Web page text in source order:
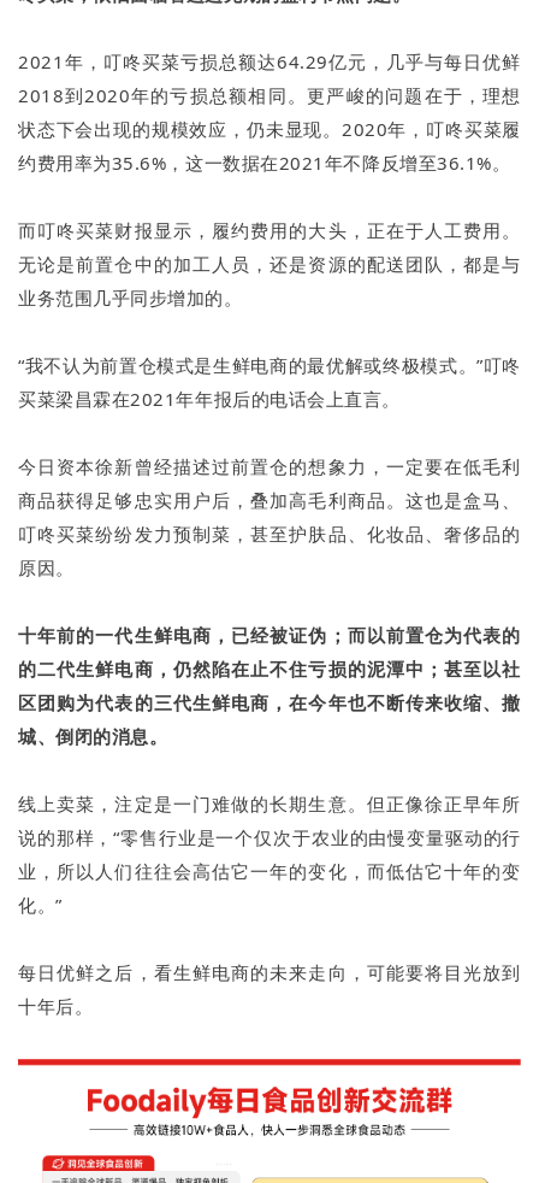
2021年，叮咚买菜亏损总额达64.29亿元，几乎与每日优鲜
2018到2020年的亏损总额相同。更严峻的问题在于，理想
状态下会出现的规模效应，仍未显现。2020年，叮咚买菜履
约费用率为35.6%，这一数据在2021年不降反增至36.1%。
而叮咚买菜财报显示，履约费用的大头，正在于人工费用。
无论是前置仓中的加工人员，还是资源的配送团队，都是与
业务范围几乎同步增加的。
“我不认为前置仓模式是生鲜电商的最优解或终极模式。”叮咚
买菜梁昌霖在2021年年报后的电话会上直言。
今日资本徐新曾经描述过前置仓的想象力，一定要在低毛利
商品获得足够忠实用户后，叠加高毛利商品。这也是盒马、
叮咚买菜纷纷发力预制菜，甚至护肤品、化妆品、奢侈品的
原因。
十年前的一代生鲜电商，已经被证伪；而以前置仓为代表的
的二代生鲜电商，仍然陷在止不住亏损的泥潭中；甚至以社
区团购为代表的三代生鲜电商，在今年也不断传来收缩、撤
城、倒闭的消息。
线上卖菜，注定是一门难做的长期生意。但正像徐正早年所
说的那样，“零售行业是一个仅次于农业的由慢变量驱动的行
业，所以人们往往会高估它一年的变化，而低估它十年的变
化。”
每日优鲜之后，看生鲜电商的未来走向，可能要将目光放到
十年后。